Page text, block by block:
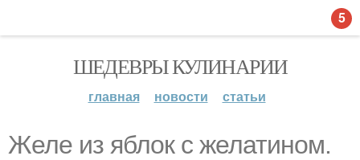
ШЕДЕВРЫ КУЛИНАРИИ
главная новости статьи
Желе из яблок с желатином.
5